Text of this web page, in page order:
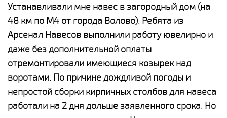
Устанавливали мне навес в загородный дом (на
48 км по М4 от города Волово). Ребята из
Арсенал Навесов выполнили работу ювелирно и
даже без дополнительной оплаты
отремонтировали имеющиеся козырек над
воротами. По причине дождливой погоды и
непростой сборки кирпичных столбов для навеса
работали на 2 дня дольше заявленного срока. Но